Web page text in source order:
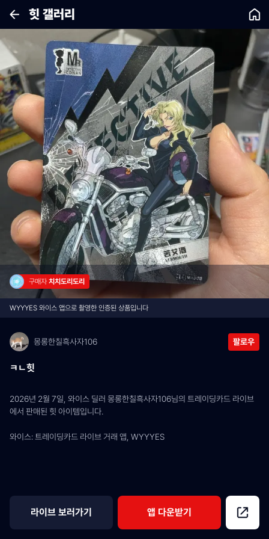
힛 갤러리
구매자 치치도리도리
WYYYES 와이스 앱으로 촬영한 인증된 상품입니다
몽롱한칠흑사자106 팔로우
ㅋㄴ힛
2026년 2월 7일, 와이스 딜러 몽롱한칠흑사자106님의 트레이딩카드 라이브
에서 판매된 힛 아이템입니다.
와이스: 트레이딩카드 라이브 거래 앱, WYYYES
라이브 보러가기 앱 다운받기